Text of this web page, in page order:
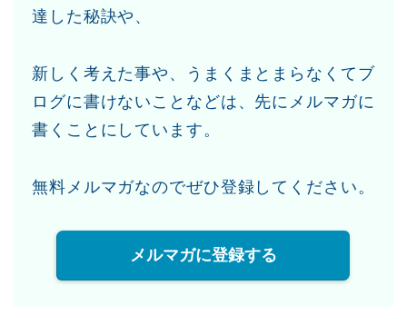
達した秘訣や、
新しく考えた事や、うまくまとまらなくてブ
ログに書けないことなどは、先にメルマガに
書くことにしています。
無料メルマガなのでぜひ登録してください。
メルマガに登録する